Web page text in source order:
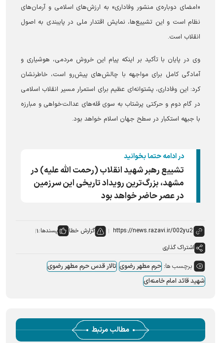
«امضای دوباره‌ی منشور وفاداری» به ارزش‌های اسلامی و آرمان‌های
نظام است و این تشییع‌ها، نمایش اقتدار ملی در پایبندی به اصول
انقلاب است.
وی در پایان با تأکید بر اینکه پیام این خروش مردمی، هوشیاری و
آمادگی کامل برای مواجهه با چالش‌های پیش‌رو است، خاطرنشان
کرد: این وفاداری، پشتوانه‌ای عظیم برای استمرار مسیر انقلاب اسلامی
در گام دوم و حرکتی پرشتاب به سوی قله‌های عدالت‌خواهی و مبارزه
با جبهه استکبار در سطح جهان اسلام خواهد بود.
در ادامه حتما بخوانید
تشییع رهبر شهید انقلاب (رحمت الله علیه) در
مشهد، بزرگ‌ترین رویداد تاریخی این سرزمین
در عصر حاضر خواهد بود
گزارش خطا پسندها: ۱
اشتراک گذاری
برچسب ها: حرم مطهر رضوی تالار قدس حرم مطهر رضوی
شهید قائد امام خامنه‌ای
مطالب مرتبط